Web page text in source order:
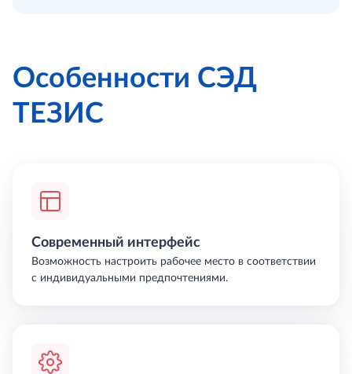
Особенности СЭД
ТЕЗИС
Современный интерфейс
Возможность настроить рабочее место в соответствии
с индивидуальными предпочтениями.